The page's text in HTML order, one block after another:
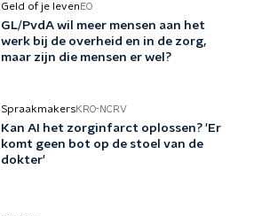
Geld of je leven EO
GL/PvdA wil meer mensen aan het
werk bij de overheid en in de zorg,
maar zijn die mensen er wel?
SpraakmakersKRO-NCRV
Kan AI het zorginfarct oplossen? 'Er
komt geen bot op de stoel van de
dokter'